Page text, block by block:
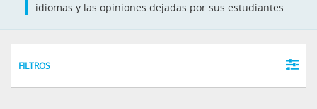
idiomas y las opiniones dejadas por sus estudiantes.
FILTROS